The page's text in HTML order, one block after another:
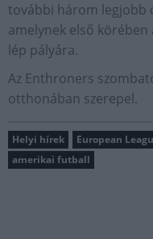
további három legjobb
amelynek első körében
lép pályára.
Az Enthroners
otthonában szerepel.
Helyi hírek European
amerikai futball